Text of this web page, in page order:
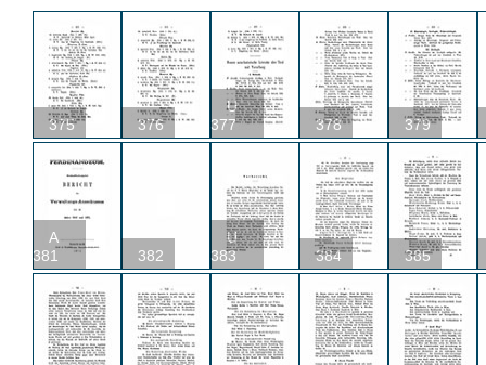
375 376
U
377
378 379
A
381
382
U
383
384 385